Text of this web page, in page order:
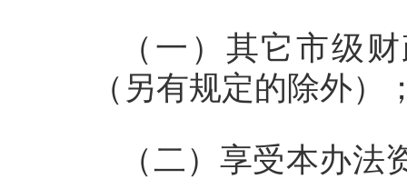
（一）其它市级
（另有规定的除外）
（二）享受本办